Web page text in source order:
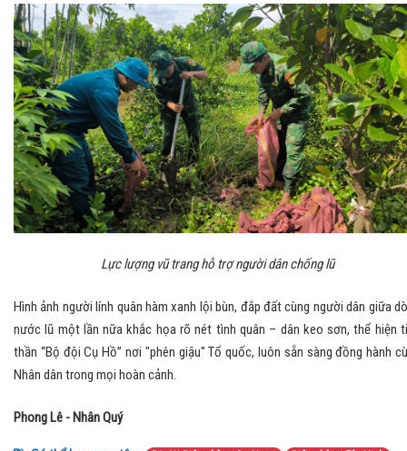
Lực lượng vũ trang hỗ trợ người dân chống lũ
Hình ảnh người lính quân hàm xanh lội bùn, đắp đất cùng người dân giữa
nước lũ một lần nữa khắc họa rõ nét tình quân – dân keo sơn, thể hiện
thần “Bộ đội Cụ Hồ” nơi "phên giậu" Tổ quốc, luôn sẵn sàng đồng hành
Nhân dân trong mọi hoàn cảnh.
Phong Lê - Nhân Quý